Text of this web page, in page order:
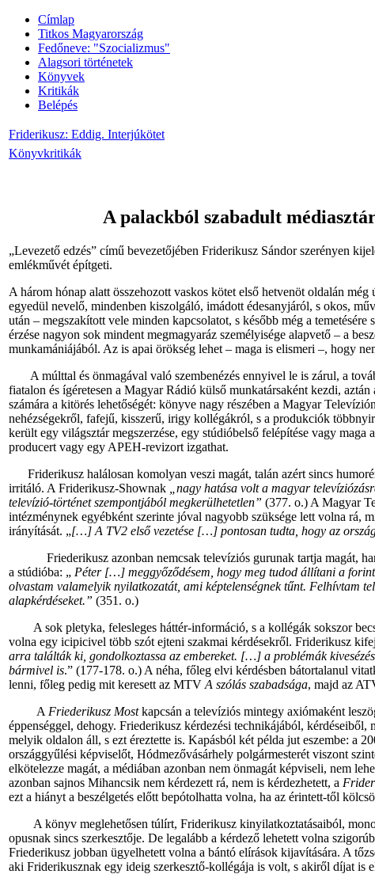
Címlap
Titkos Magyarország
Fedőneve: "Szocializmus"
Alagsori történetek
Könyvek
Kritikák
Belépés
Friderikusz: Eddig. Interjúkötet
Könyvkritikák
A palackból szabadult
„Levezető edzés” című bevezetőjében Friderikusz Sándor szerényen
emlékművét építgeti.
A három hónap alatt összehozott vaskos kötet első hetvenöt oldalán még
egyedül nevelő, mindenben kiszolgáló, imádott édesanyjáról, s okos,
után – megszakított vele minden kapcsolatot, s később még a temetésére
érzése nagyon sok mindent megmagyaráz személyisége alapvető – a
munkamániájából. Az is apai örökség lehet – maga is elismeri –, hogy
A múlttal és önmagával való szembenézés ennyivel le is zárul, a
fiatalon és ígéretesen a Magyar Rádió külső munkatársaként kezdi, aztán
számára a kitörés lehetőségét: könyve nagy részében a Magyar
nehézségekről, fafejű, kisszerű, irigy kollégákról, s a produkciók
került egy világsztármegszerzése, egy stúdióbelső felépítése vagy maga
producert vagy egy APEH-revizort izgathat.
Friderikusz halálosan komolyan veszi magát, talán azért sincs
irritáló. A Friderikusz-Shownak
„nagy hatása volt a magyar
televízió-történet szempontjából megkerülhetetlen” (377. o.) A Magyar
intézménynek egyébként szerinte jóval nagyobb szüksége lett volna
irányítását. „[…] A TV2 első vezetése […] pontosan tudta, hogy az
Friederikusz azonban nemcsak televíziós gurunak tartja magát,
a stúdióba: „ Péter […] meggyőződésem, hogy meg tudod állítani a
olvastam valamelyik nyilatkozatát, ami képtelenségnek tűnt. Felhívtam
alapkérdéseket.” (351. o.)
A sok pletyka, felesleges háttér-információ, s a kollégák sokszor
volna egy icipicivel több szót ejteni szakmai kérdésekről. Friderikusz
arra találták ki, gondolkoztassa az embereket. […] a problémák
bármivel is.” (177-178. o.) A néha, főleg elvi kérdésben bátortalanul
lenni, főleg pedig mit keresett az MTV A szólás szabadsága, majd az
A Friederikusz Mostkapcsán a televíziós mintegy axiómaként
éppenséggel, dehogy. Friederikusz kérdezési technikájából,
melyik oldalon áll, s ezt éreztette is. Kapásból két példa jut eszembe: a
országgyűlési képviselőt, Hódmezővásárhely polgármesterét viszont
elkötelezze magát, a médiában azonban nem önmagát képviseli, nem
azonban sajnos Mihancsik nem kérdezett rá, nem is kérdezhetett, a
ezt a hiányt a beszélgetés előtt bepótolhatta volna, ha az érintett-től
A könyv meglehetősen túlírt, Friderikusz kinyilatkoztatásaiból,
opusnak sincs szerkesztője. De legalább a kérdező lehetett volna
Friederikusz jobban ügyelhetett volna a bántó elírások kijavítására. A
aki Friderikusznak egy ideig szerkesztő-kollégája is volt, s akiről díjat is